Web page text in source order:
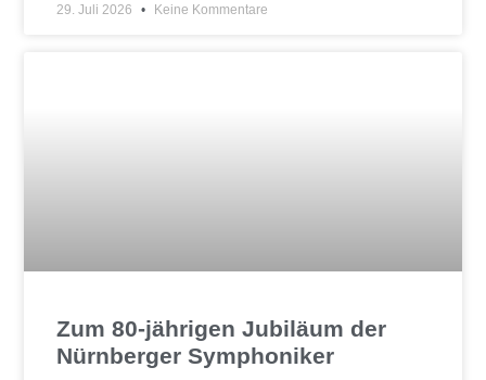
29. Juli 2026 Keine Kommentare
Zum 80-jährigen Jubiläum der
Nürnberger Symphoniker